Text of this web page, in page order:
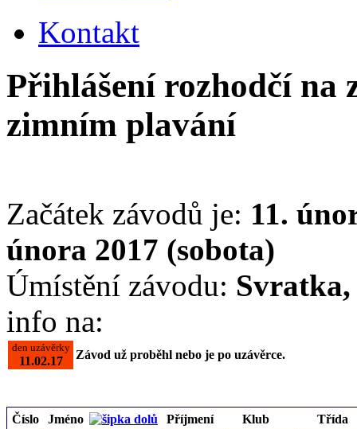
Kontakt
Přihlášení rozhodčí na
zimním plavání
Začátek závodů je: 11.
února 2017 (sobota)
Úmístění závodu:
info na:
den uzávěrky
11.02.17 Závod už proběhl nebo je po uzávěrce.
Číslo Jméno Příjmení Klub
Třída